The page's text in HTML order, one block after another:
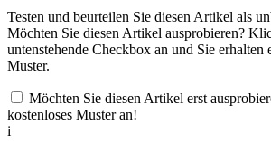
Testen und beurteilen Sie diesen Artikel als
Möchten Sie diesen Artikel ausprobieren?
untenstehende Checkbox an und Sie erhalten
Muster.
Möchten Sie diesen Artikel erst
kostenloses Muster an!
i